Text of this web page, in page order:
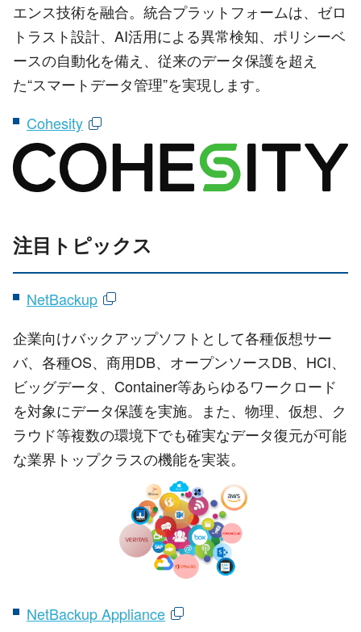
エンス技術を融合。統合プラットフォームは、ゼロ
トラスト設計、AI活用による異常検知、ポリシーベ
ースの自動化を備え、従来のデータ保護を超え
た“スマートデータ管理”を実現します。
Cohesity
注目トピックス
NetBackup
企業向けバックアップソフトとして各種仮想サー
バ、各種OS、商用DB、オープンソースDB、HCI、
ビッグデータ、Container等あらゆるワークロード
を対象にデータ保護を実施。また、物理、仮想、ク
ラウド等複数の環境下でも確実なデータ復元が可能
な業界トップクラスの機能を実装。
NetBackup Appliance